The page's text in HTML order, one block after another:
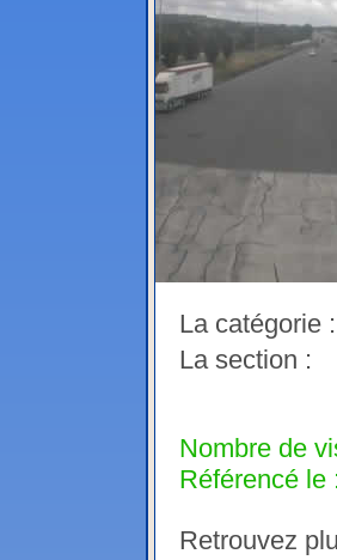
La catégorie :
La section :
Nombre de
Référencé le
Retrouvez